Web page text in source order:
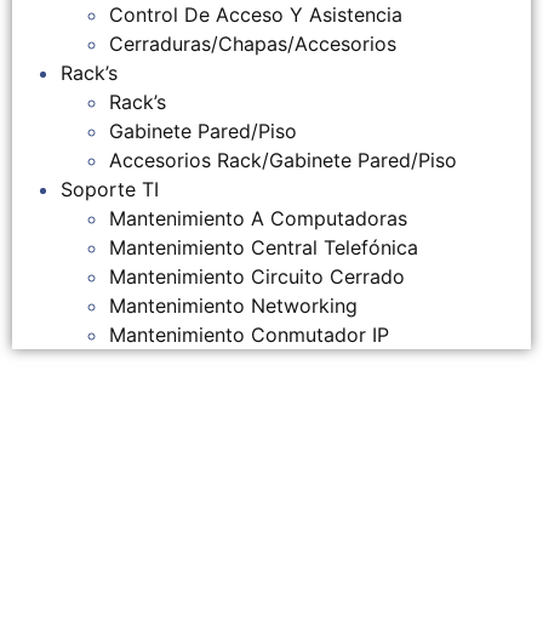
Control De Acceso Y Asistencia
Cerraduras/Chapas/Accesorios
Rack’s
Rack’s
Gabinete Pared/Piso
Accesorios Rack/Gabinete Pared/Piso
Soporte TI
Mantenimiento A Computadoras
Mantenimiento Central Telefónica
Mantenimiento Circuito Cerrado
Mantenimiento Networking
Mantenimiento Conmutador IP